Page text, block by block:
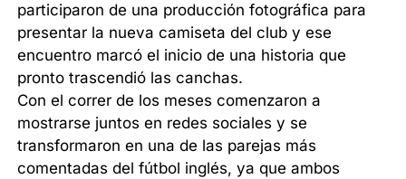
participaron de una producción fotográfica para
presentar la nueva camiseta del club y ese
encuentro marcó el inicio de una historia que
pronto trascendió las canchas.
Con el correr de los meses comenzaron a
mostrarse juntos en redes sociales y se
transformaron en una de las parejas más
comentadas del fútbol inglés, ya que ambos